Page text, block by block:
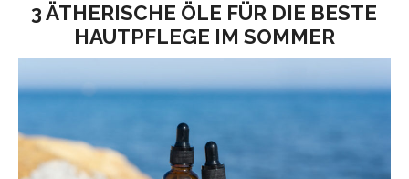
3 ÄTHERISCHE ÖLE FÜR DIE BESTE
HAUTPFLEGE IM SOMMER